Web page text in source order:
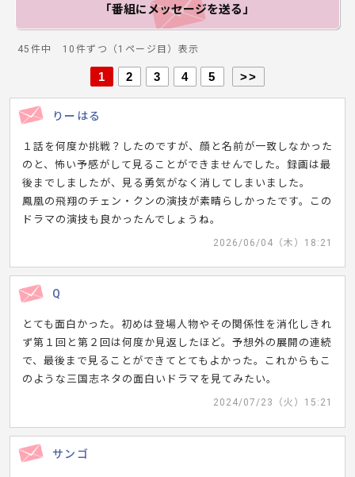
「番組にメッセージを送る」
45件中 10件ずつ（1ページ目）表示
1 2 3 4 5 >>
りーはる
１話を何度か挑戦？したのですが、顔と名前が一致しなかった
のと、怖い予感がして見ることができませんでした。録画は最
後までしましたが、見る勇気がなく消してしまいました。
鳳凰の飛翔のチェン・クンの演技が素晴らしかったです。この
ドラマの演技も良かったんでしょうね。
2026/06/04（木）18:21
Q
とても面白かった。初めは登場人物やその関係性を消化しきれ
ず第１回と第２回は何度か見返したほど。予想外の展開の連続
で、最後まで見ることができてとてもよかった。これからもこ
のような三国志ネタの面白いドラマを見てみたい。
2024/07/23（火）15:21
サンゴ